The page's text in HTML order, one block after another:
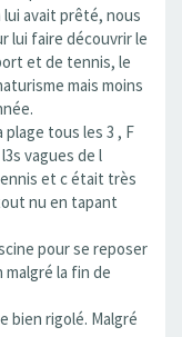
lui avait prêté, nous
lui faire découvrir le
et de tennis, le
mais moins
plage tous les 3 , F
vagues de l
et c était très
nu en tapant
pour se reposer
la fin de
bien rigolé. Malgré